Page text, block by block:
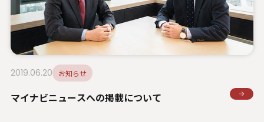
2019.06.20 お知らせ
マイナビニュースへの掲載について